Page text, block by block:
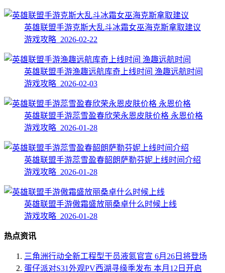
英雄联盟手游克斯大乱斗冰霜女巫海克斯拿取建议
游戏攻略 2026-02-22
英雄联盟手游渔趣远航库奇上线时间 渔趣远航时间
游戏攻略 2026-02-03
英雄联盟手游蕊雪盈春欣荣永恩皮肤价格 永恩价格
游戏攻略 2026-01-28
英雄联盟手游蕊雪盈春韶朗萨勒芬妮上线时间介绍
游戏攻略 2026-01-28
英雄联盟手游傲霜盛放丽桑卓什么时候上线
游戏攻略 2026-01-28
热点资讯
三角洲行动全新工程型干员液氮官宣 6月26日将登场
蛋仔派对S31外观PV西湖寻缘季发布 本月12日开启